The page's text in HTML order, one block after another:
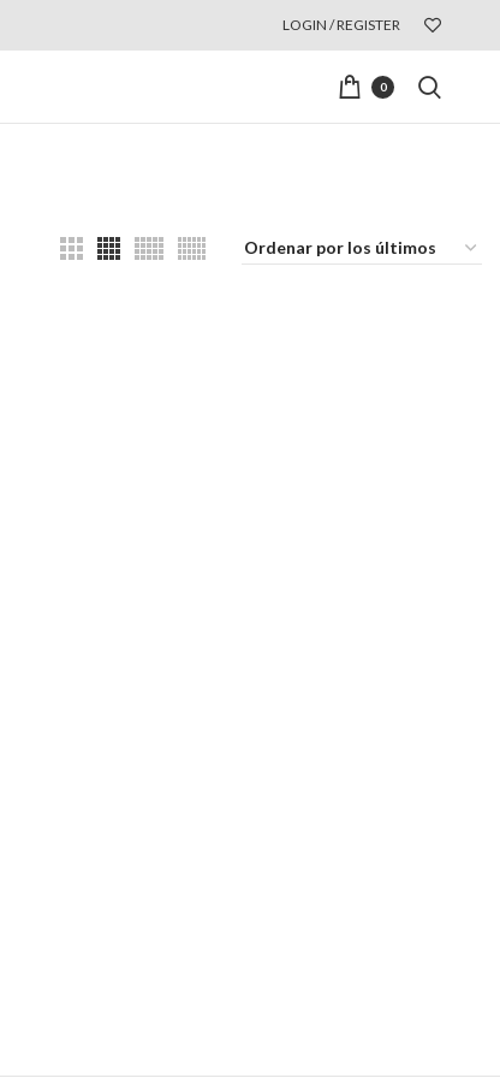
LOGIN / REGISTER
0